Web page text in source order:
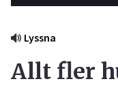
Lyssna
Allt fler